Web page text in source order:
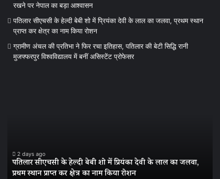
रखने पर नेपाल का बड़ा आश्वासन
पतिलार सीएचसी के हेल्दी बेबी शो में प्रियंका देवी के लाल का जलवा, प्रथम स्थान
प्राप्त कर क्षेत्र का नाम किया रोशन
ग्रामीण अंचल की प्रतिभा ने फिर रचा इतिहास, पतिलार की बेटी सिद्धि रानी
मुजफ्फरपुर विश्वविद्यालय में बनीं असिस्टेंट प्रोफेसर
प्रियंका
देवी
2 days ago
पतिलार सीएचसी के हेल्दी बेबी शो में प्रियंका देवी के लाल का जलवा,
प्रथम स्थान प्राप्त कर क्षेत्र का नाम किया रोशन